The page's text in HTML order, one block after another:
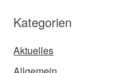
Kategorien
Aktuelles